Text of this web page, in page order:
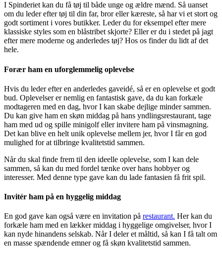
I Spinderiet kan du få tøj til både unge og ældre mænd. Så uanset
om du leder efter tøj til din far, bror eller kæreste, så har vi et stort og
godt sortiment i vores butikker. Leder du for eksempel efter mere
klassiske styles som en blåstribet skjorte? Eller er du i stedet på jagt
efter mere moderne og anderledes tøj? Hos os finder du lidt af det
hele.
Forær ham en uforglemmelig oplevelse
Hvis du leder efter en anderledes gaveidé, så er en oplevelse et godt
bud. Oplevelser er nemlig en fantastisk gave, da du kan forkæle
modtageren med en dag, hvor I kan skabe dejlige minder sammen.
Du kan give ham en skøn middag på hans yndlingsrestaurant, tage
ham med ud og spille minigolf eller invitere ham på vinsmagning.
Det kan blive en helt unik oplevelse mellem jer, hvor I får en god
mulighed for at tilbringe kvalitetstid sammen.
Når du skal finde frem til den ideelle oplevelse, som I kan dele
sammen, så kan du med fordel tænke over hans hobbyer og
interesser. Med denne type gave kan du lade fantasien få frit spil.
Invitér ham på en hyggelig middag
En god gave kan også være en invitation på restaurant. Her kan du
forkæle ham med en lækker middag i hyggelige omgivelser, hvor I
kan nyde hinandens selskab. Når I deler et måltid, så kan I få talt om
en masse spændende emner og få skøn kvalitetstid sammen.